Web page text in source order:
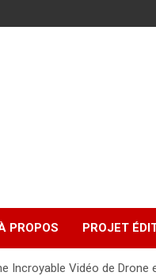
PROPOS PROJET
Incroyable Vidéo de Drone